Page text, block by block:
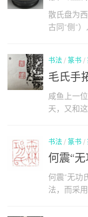
散氏盘为
古同“侧”
书法 / 篆书 /
毛氏手
咸鱼上一
天，又和
书法 / 篆书 /
何震“
何震“无功
法，而采用